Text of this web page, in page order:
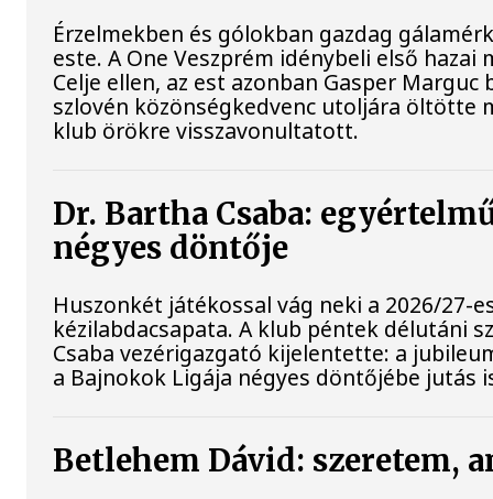
Érzelmekben és gólokban gazdag
este. A One Veszprém idénybeli első
Celje ellen, az est azonban Gasper
szlovén közönségkedvenc utoljára öltötte
klub örökre visszavonultatott.
Dr. Bartha Csaba:
négyes döntője
Huszonkét játékossal vág neki a 2026/27-
kézilabdacsapata. A klub péntek délutáni
Csaba vezérigazgató kijelentette: a
a Bajnokok Ligája négyes döntőjébe jutás
Betlehem Dávid: szeretem,